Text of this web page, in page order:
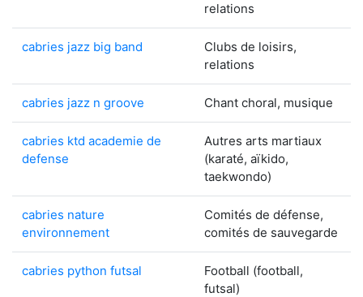
relations
cabries jazz big band
Clubs de loisirs,
relations
cabries jazz n groove Chant choral, musique
cabries ktd academie de
defense
Autres arts martiaux
(karaté, aïkido,
taekwondo)
cabries nature
environnement
Comités de défense,
comités de sauvegarde
cabries python futsal
Football (football,
futsal)